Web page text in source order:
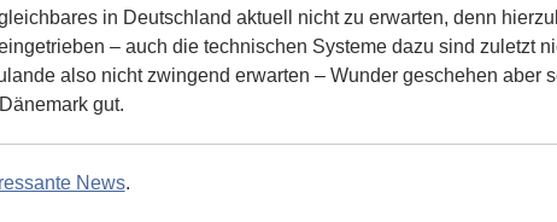
in Deutschland aktuell nicht zu erwarten, denn
– auch die technischen Systeme dazu sind zuletzt
also nicht zwingend erwarten – Wunder geschehen aber
gut.
News.